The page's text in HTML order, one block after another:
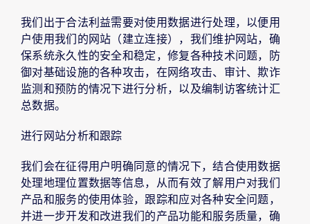
我们出于合法利益需要对使用数据进行处理，以便用
户使用我们的网站（建立连接），我们维护网站，确
保系统永久性的安全和稳定，修复各种技术问题，防
御对基础设施的各种攻击，在网络攻击、审计、欺诈
监测和预防的情况下进行分析，以及编制访客统计汇
总数据。
进行网站分析和跟踪
我们会在征得用户明确同意的情况下，结合使用数据
处理地理位置数据等信息，从而有效了解用户对我们
产品和服务的使用体验，跟踪和应对各种安全问题，
并进一步开发和改进我们的产品功能和服务质量，确